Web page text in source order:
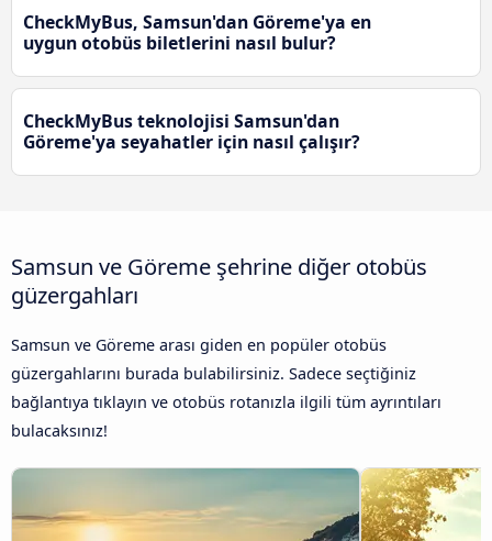
CheckMyBus, Samsun'dan Göreme'ya en
uygun otobüs biletlerini nasıl bulur?
CheckMyBus teknolojisi Samsun'dan
Göreme'ya seyahatler için nasıl çalışır?
Samsun ve Göreme şehrine diğer otobüs
güzergahları
Samsun ve Göreme arası giden en popüler otobüs
güzergahlarını burada bulabilirsiniz. Sadece seçtiğiniz
bağlantıya tıklayın ve otobüs rotanızla ilgili tüm ayrıntıları
bulacaksınız!